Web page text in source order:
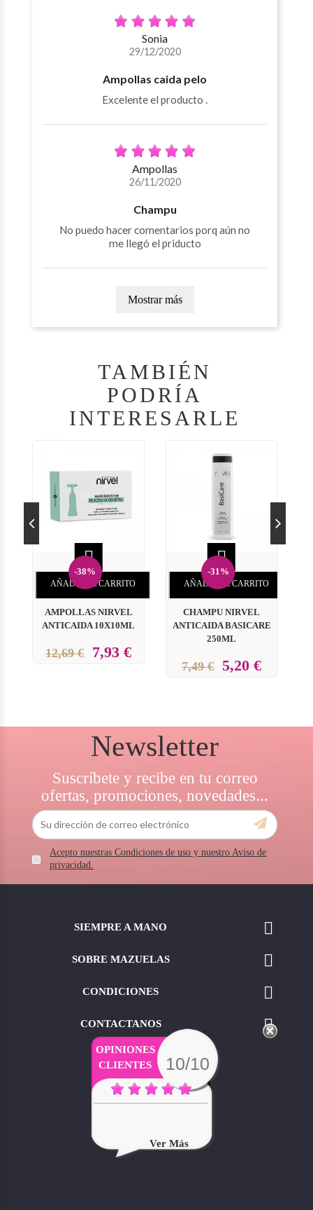
Sonia
29/12/2020
Ampollas caida pelo
Excelente el producto .
Ampollas
26/11/2020
Champu
No puedo hacer comentarios porq aún no
me llegó el priducto
Mostrar más
TAMBIÉN
PODRÍA
INTERESARLE
-38%

AÑADIR AL CARRITO
AMPOLLAS NIRVEL
ANTICAIDA 10X10ML
12,69 € 7,93 €
-31%

AÑADIR AL CARRITO
CHAMPU NIRVEL
ANTICAIDA BASICARE
250ML
7,49 € 5,20 €
Newsletter
Suscríbete y recibe en tu correo
ofertas, promociones, novedades...
Acepto nuestras Condiciones de uso y nuestro Aviso de
privacidad.
SIEMPRE A MANO 
SOBRE MAZUELAS 
CONDICIONES 
CONTACTANOS 
OPINIONES
CLIENTES
10/10
Ver Más